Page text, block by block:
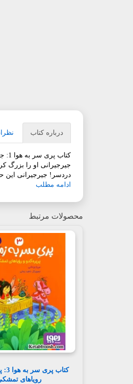
درباره کتاب
جیرجیرانی او را بزرگ
دردسر! جیرجیرانی این
ادامه مطلب
محصولات مرتبط
رویاهای